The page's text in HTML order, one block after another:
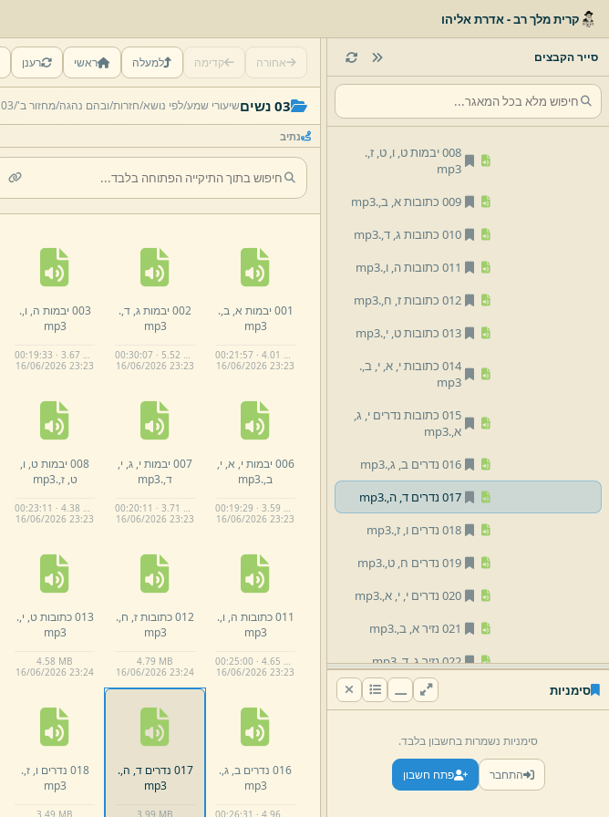
קרית מלך רב - אדרת אליהו
סייר הקבצים
005 יבמות ט,
י,.
mp3
mp3
007 יבמות י,
ג,י,ד,.
mp3
008 יבמות ט,
ו, ט, ז,.
mp3
009 כתובות א,
ב,.
mp3
010 כתובות ג,
ד,.
mp3
011 כתובות ה,
ו,.
mp3
012 כתובות ז,
ח,.
mp3
013 כתובות ט,
י,.
mp3
014 כתובות י,
א, י, ב,.
mp3
015 כתובות נדרים י,
ג,
א,.
mp3
016 נדרים ב,
ג,.
mp3
017 נדרים ד,
ה,.
mp3
018 נדרים ו,
ז,.
mp3
019 נדרים ח,
ט,.
mp3
020 נדרים י,
י, א,.
mp3
021 נזיר א,
ב,.
mp3
022 נזיר ג,
ד,.
mp3
ו,.
mp3
025 נזיר סוטה ט,
mp3
סימניות
סימניות נשמרות בחשבון בלבד.
התחבר פתח חשבון
אחורה קדימה למעלה ראשי רענן
03 נשים שיעורי שמע/לפי נושא/חזרות/ובהם נהגה/מחזור ב'/03 נשים
נתיב
001 יבמות א, ב,.
mp3
00:21:57 · 4.01 MB
16/06/2026 23:23
002 יבמות ג, ד,.
mp3
00:30:07 · 5.52 MB
16/06/2026 23:23
003 יבמות ה, ו,.
mp3
00:19:33 · 3.67 MB
16/06/2026 23:23
006 יבמות י, א, י,
ב,.
mp3
00:19:29 · 3.59 MB
16/06/2026 23:23
007 יבמות י, ג, י,
ד,.
mp3
00:20:11 · 3.71 MB
16/06/2026 23:23
008 יבמות ט,
ו,
ט, ז,.
mp3
00:23:11 · 4.38 MB
16/06/2026 23:23
011 כתובות ה, ו,.
mp3
00:25:00 · 4.65 MB
16/06/2026 23:23
012 כתובות ז, ח,.
mp3
4.79 MB
16/06/2026 23:24
013 כתובות ט, י,.
mp3
4.58 MB
16/06/2026 23:24
016 נדרים ב, ג,.
mp3
017 נדרים ד, ה,.
mp3
3. 99 MB
018 נדרים ו, ז,.
mp3
3. 49 MB